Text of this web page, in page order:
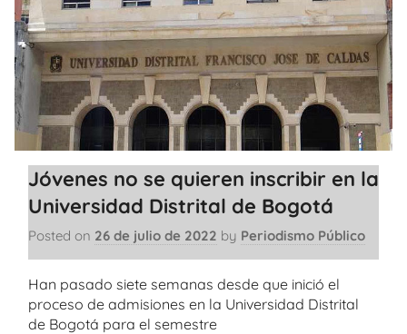
Jóvenes no se quieren inscribir en la
Universidad Distrital de Bogotá
Posted on 26 de julio de 2022 by Periodismo Público
Han pasado siete semanas desde que inició el
proceso de admisiones en la Universidad Distrital
de Bogotá para el semestre